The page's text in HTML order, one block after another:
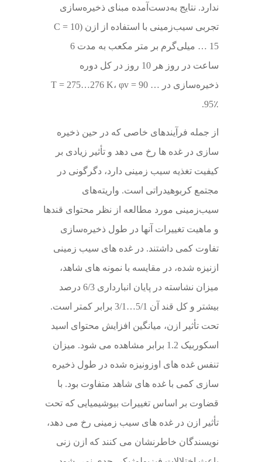
ندارد. نتایج به‌دست‌آمده مبنای ذخیره‌سازی
تجربی سیب‌زمینی با استفاده از ازن (C = 10
… 15 میلی‌گرم بر متر مکعب به مدت 6
ساعت در روز هر 10 روز در کل دوره
ذخیره‌سازی در T = 275…276 K، φv = 90 …
95٪.
از جمله فرآیندهای خاصی که در حین ذخیره
سازی در غده ها رخ می دهد و تأثیر زیادی بر
کیفیت تغذیه سیب زمینی دارد، دگرگونی در
مجتمع کربوهیدراتی است. واریته‌های
سیب‌زمینی مورد مطالعه از نظر محتوای قندها
و ماهیت تغییرات آنها در طول ذخیره‌سازی
تفاوت کمی داشتند. در غده های سیب زمینی
ازنیزه شده، در مقایسه با نمونه های شاهد،
میزان نشاسته در پایان انبارداری 6/3 درصد
بیشتر و کل قند آن 5/1…3/1 برابر کمتر است.
تحت تأثیر ازن، میانگین افزایش محتوای اسید
اسکوربیک 1.2 برابر مشاهده می شود. میزان
تنفس غده های اوزونیزه شده در طول ذخیره
سازی کمی با غده های شاهد متفاوت بود. با
قضاوت بر اساس تغییرات بیوشیمیایی که تحت
تأثیر ازن در غده های سیب زمینی رخ می دهد،
نویسندگان خاطرنشان می کنند که ازن زنی